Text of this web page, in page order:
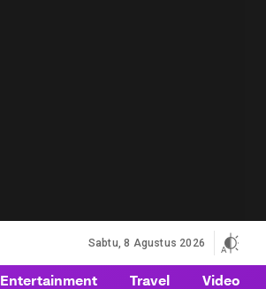
Sabtu, 8 Agustus 2026
Entertainment Travel Video